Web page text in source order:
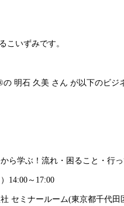
こいずみです。
明石 久美 さん が以下のビジ
ら学ぶ！流れ・困ること・行
14:00～17:00
セミナールーム(東京都千代田